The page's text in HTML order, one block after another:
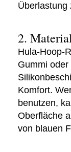
Überlastung
2.
Hula-Hoop-
Gummi
Komfort.
benutzen,
Oberfläche
von blauen